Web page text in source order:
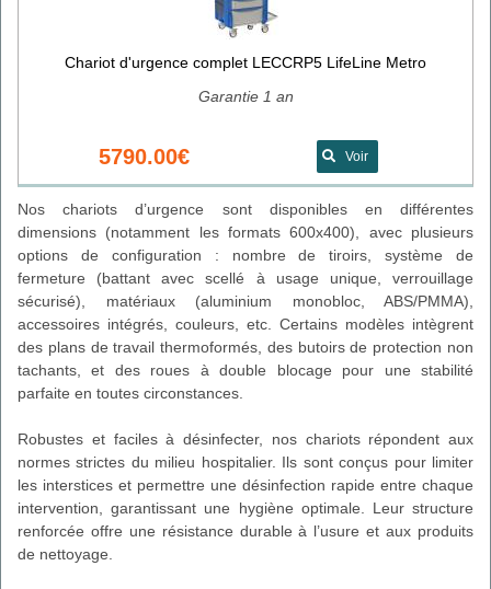
Chariot d'urgence complet LECCRP5 LifeLine Metro
Garantie 1 an
5790.00€ Voir
Nos chariots d’urgence sont disponibles en différentes
dimensions (notamment les formats 600x400), avec plusieurs
options de configuration : nombre de tiroirs, système de
fermeture (battant avec scellé à usage unique, verrouillage
sécurisé), matériaux (aluminium monobloc, ABS/PMMA),
accessoires intégrés, couleurs, etc. Certains modèles intègrent
des plans de travail thermoformés, des butoirs de protection non
tachants, et des roues à double blocage pour une stabilité
parfaite en toutes circonstances.
Robustes et faciles à désinfecter, nos chariots répondent aux
normes strictes du milieu hospitalier. Ils sont conçus pour limiter
les interstices et permettre une désinfection rapide entre chaque
intervention, garantissant une hygiène optimale. Leur structure
renforcée offre une résistance durable à l’usure et aux produits
de nettoyage.